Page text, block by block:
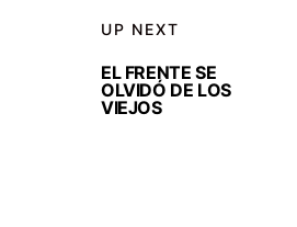
UP NEXT
EL FRENTE SE
OLVIDÓ DE LOS
VIEJOS